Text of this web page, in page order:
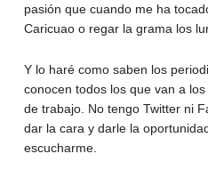
pasión que cuando me ha
Caricuao o regar la grama los
Y lo haré como saben los
conocen todos los que van a
de trabajo. No tengo Twitter ni
dar la cara y darle la
escucharme.